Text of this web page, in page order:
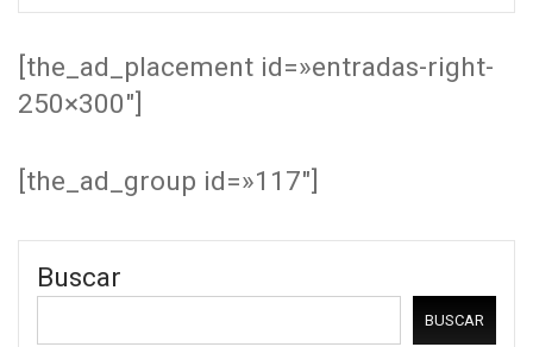
[the_ad_placement id=»entradas-right-
250×300″]
[the_ad_group id=»117″]
Buscar
BUSCAR